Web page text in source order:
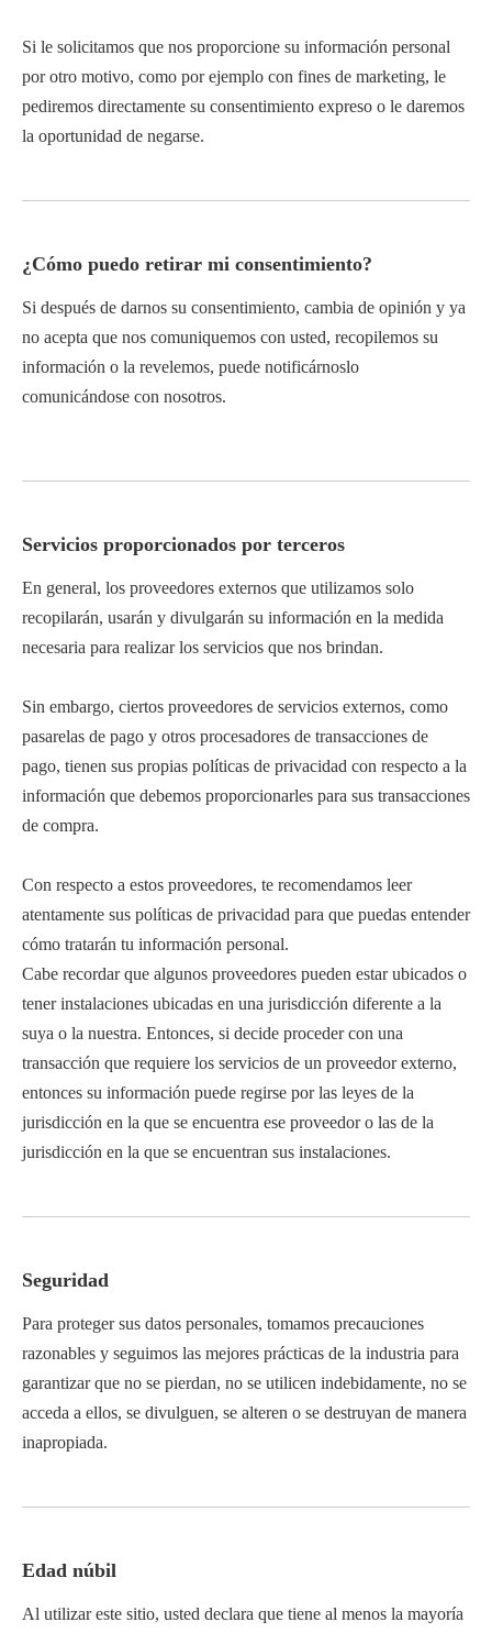
Si le solicitamos que nos proporcione su información personal
por otro motivo, como por ejemplo con fines de marketing, le
pediremos directamente su consentimiento expreso o le daremos
la oportunidad de negarse.
¿Cómo puedo retirar mi consentimiento?
Si después de darnos su consentimiento, cambia de opinión y ya
no acepta que nos comuniquemos con usted, recopilemos su
información o la revelemos, puede notificárnoslo
comunicándose con nosotros.
Servicios proporcionados por terceros
En general, los proveedores externos que utilizamos solo
recopilarán, usarán y divulgarán su información en la medida
necesaria para realizar los servicios que nos brindan.
Sin embargo, ciertos proveedores de servicios externos, como
pasarelas de pago y otros procesadores de transacciones de
pago, tienen sus propias políticas de privacidad con respecto a la
información que debemos proporcionarles para sus transacciones
de compra.
Con respecto a estos proveedores, te recomendamos leer
atentamente sus políticas de privacidad para que puedas entender
cómo tratarán tu información personal.
Cabe recordar que algunos proveedores pueden estar ubicados o
tener instalaciones ubicadas en una jurisdicción diferente a la
suya o la nuestra. Entonces, si decide proceder con una
transacción que requiere los servicios de un proveedor externo,
entonces su información puede regirse por las leyes de la
jurisdicción en la que se encuentra ese proveedor o las de la
jurisdicción en la que se encuentran sus instalaciones.
Seguridad
Para proteger sus datos personales, tomamos precauciones
razonables y seguimos las mejores prácticas de la industria para
garantizar que no se pierdan, no se utilicen indebidamente, no se
acceda a ellos, se divulguen, se alteren o se destruyan de manera
inapropiada.
Edad núbil
Al utilizar este sitio, usted declara que tiene al menos la mayoría